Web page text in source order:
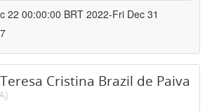
22 00:00:00 BRT 2022-Fri Dec 31
Teresa Cristina Brazil de Paiva